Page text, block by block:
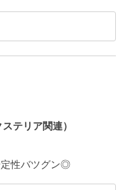
テリア関連）
定性バツグン◎